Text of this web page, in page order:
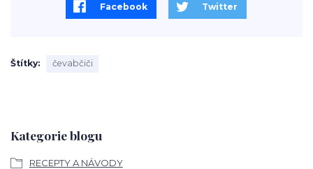
Kategorie blogu
RECEPTY A NÁVODY
Facebook Twitter
Štítky čevabčiči